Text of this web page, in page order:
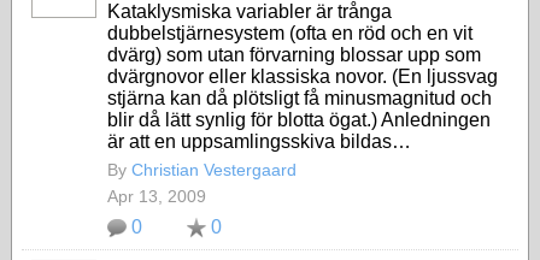
Kataklysmiska variabler är trånga
dubbelstjärnesystem (ofta en röd och en vit
dvärg) som utan förvarning blossar upp som
dvärgnovor eller klassiska novor. (En ljussvag
stjärna kan då plötsligt få minusmagnitud och
blir då lätt synlig för blotta ögat.) Anledningen
är att en uppsamlingsskiva bildas…
By Christian Vestergaard
Apr 13, 2009
0 0